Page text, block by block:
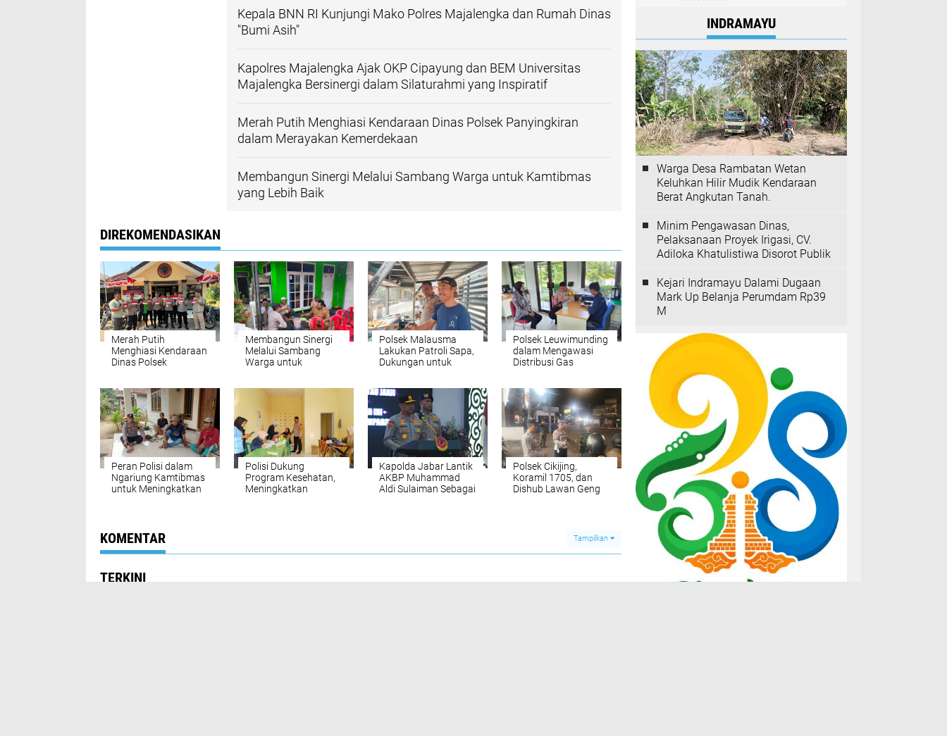
Kepala BNN RI Kunjungi Mako Polres Majalengka dan Rumah Dinas
"Bumi Asih"
Kapolres Majalengka Ajak OKP Cipayung dan BEM Universitas
Majalengka Bersinergi dalam Silaturahmi yang Inspiratif
Merah Putih Menghiasi Kendaraan Dinas Polsek Panyingkiran
dalam Merayakan Kemerdekaan
Membangun Sinergi Melalui Sambang Warga untuk Kamtibmas
yang Lebih Baik
DIREKOMENDASIKAN
Merah Putih
Menghiasi Kendaraan
Dinas Polsek
Kemerdekaan
Membangun Sinergi
Melalui Sambang
Warga untuk
Polsek Malausma
Lakukan Patroli Sapa,
Dukungan untuk
Wilayah
Polsek Leuwimunding
dalam Mengawasi
Distribusi Gas
Kuat dengan Agen
LPG
Peran Polisi dalam
Ngariung Kamtibmas
untuk Meningkatkan
Polisi Dukung
Program Kesehatan,
Meningkatkan
Kapolda Jabar Lantik
AKBP Muhammad
Aldi Sulaiman Sebagai
Polsek Cikijing,
Koramil 1705, dan
Dishub Lawan Geng
KOMENTAR Tampilkan
TERKINI
INDRAMAYU
Warga Desa Rambatan Wetan
Keluhkan Hilir Mudik Kendaraan
Berat Angkutan Tanah.
Minim Pengawasan Dinas,
Pelaksanaan Proyek Irigasi, CV.
Adiloka Khatulistiwa Disorot Publik
Kejari Indramayu Dalami Dugaan
Mark Up Belanja Perumdam Rp39
M